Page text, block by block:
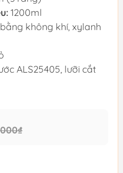
1200ml
không khí, xylanh
ALS25405, lưỡi cắt